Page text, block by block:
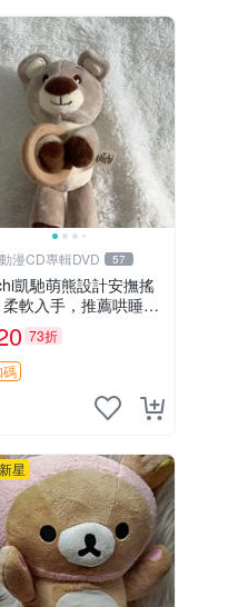
漫CD專輯DVD 57
凱馳萌熊設計安撫搖
軟入手，推薦哄睡好
熊公仔 安撫玩具 喂食
73折
碼
星